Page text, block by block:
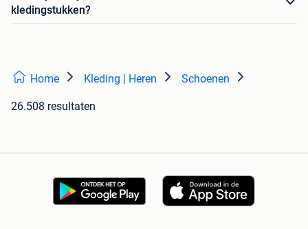
kledingstukken?
Home Kleding | Heren Schoenen
26.508 resultaten